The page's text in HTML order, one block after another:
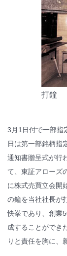
打鐘
3月1日付で一部指
日は第一部銘柄指
通知書贈呈式が行
て、東証アローズ
に株式売買立会開
の鐘を当社社長が
快挙であり、創業
成することができ
りと責任を胸に、